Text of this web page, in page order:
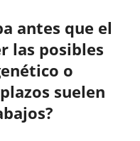
antes que el
las posibles
o
suelen